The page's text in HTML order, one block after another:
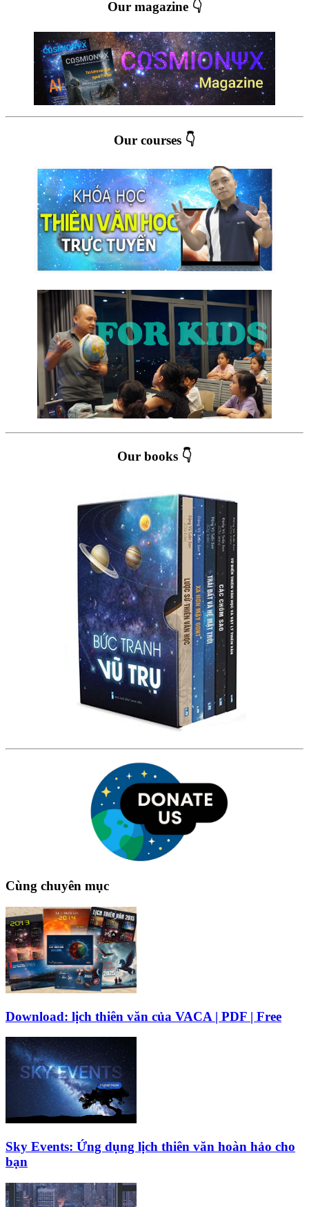
Our magazine 👇
Our courses 👇
Our books 👇
Cùng chuyên mục
Download: lịch thiên văn của VACA | PDF | Free
Sky Events: Ứng dụng lịch thiên văn hoàn hảo cho
bạn